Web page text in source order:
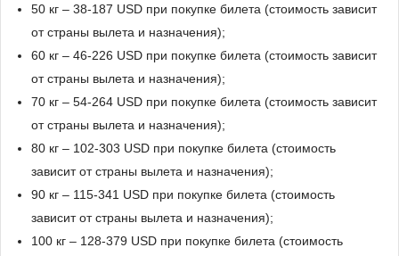
50 кг – 38-187 USD при покупке билета (стоимость зависит
от страны вылета и назначения);
60 кг – 46-226 USD при покупке билета (стоимость зависит
от страны вылета и назначения);
70 кг – 54-264 USD при покупке билета (стоимость зависит
от страны вылета и назначения);
80 кг – 102-303 USD при покупке билета (стоимость
зависит от страны вылета и назначения);
90 кг – 115-341 USD при покупке билета (стоимость
зависит от страны вылета и назначения);
100 кг – 128-379 USD при покупке билета (стоимость